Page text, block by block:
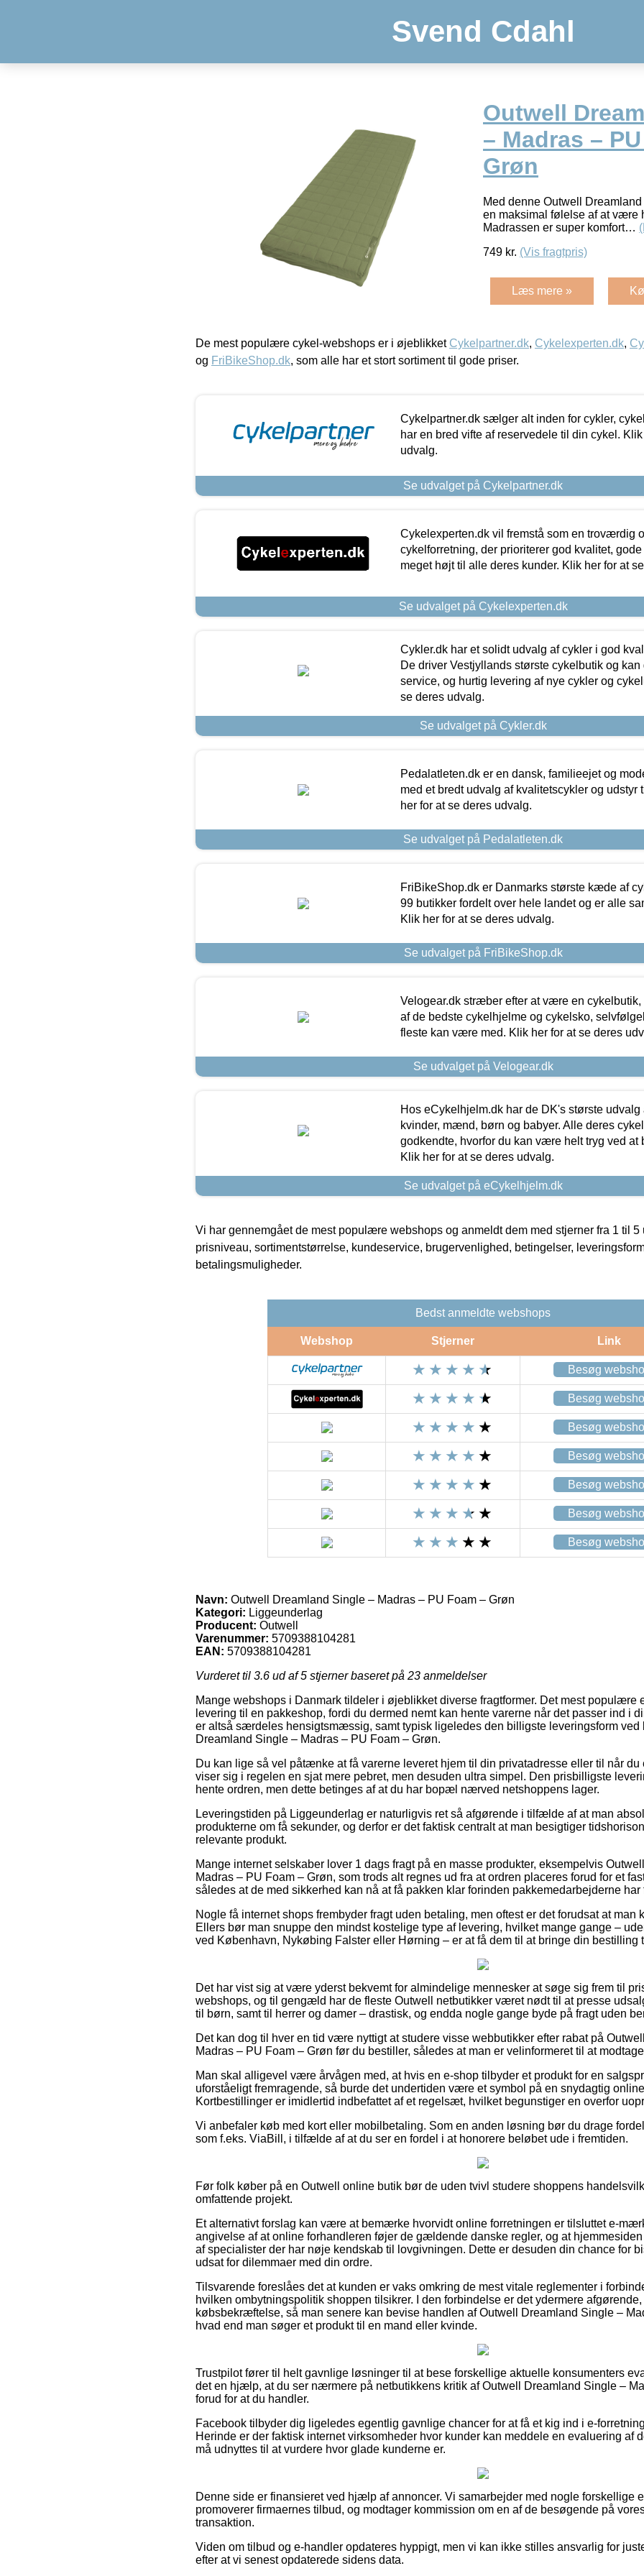
Svend Cdahl
Outwell
– Madras –
Grøn
Med denne Outwell
en maksimal følelse af at være
Madrassen er super komfort…
749 kr. (Vis fragtpris)
Læs mere »
De mest populære cykel-webshops er i øjeblikket Cykelpartner.dk, Cykelexperten.dk,
og FriBikeShop.dk, som alle har et stort sortiment til gode priser.
Cykelpartner.dk sælger alt inden for cykler,
har en bred vifte af reservedele til din cykel.
udvalg.
Se udvalget på Cykelpartner.dk
Cykelexperten.dk vil fremstå som en troværdig
cykelforretning, der prioriterer god kvalitet,
meget højt til alle deres kunder. Klik her for at
Se udvalget på Cykelexperten.dk
Cykler.dk har et solidt udvalg af cykler i god
De driver Vestjyllands største cykelbutik og kan
service, og hurtig levering af nye cykler og
se deres udvalg.
Se udvalget på Cykler.dk
Pedalatleten.dk er en dansk, familieejet og
med et bredt udvalg af kvalitetscykler og udstyr
her for at se deres udvalg.
Se udvalget på Pedalatleten.dk
FriBikeShop.dk er Danmarks største kæde af
99 butikker fordelt over hele landet og er alle
Klik her for at se deres udvalg.
Se udvalget på FriBikeShop.dk
Velogear.dk stræber efter at være en cykelbutik,
af de bedste cykelhjelme og cykelsko,
fleste kan være med. Klik her for at se deres
Se udvalget på Velogear.dk
Hos eCykelhjelm.dk har de DK's største udvalg
kvinder, mænd, børn og babyer. Alle deres
godkendte, hvorfor du kan være helt tryg ved at
Klik her for at se deres udvalg.
Se udvalget på eCykelhjelm.dk
Vi har gennemgået de mest populære webshops og anmeldt dem med stjerner fra 1 til 5
prisniveau, sortimentstørrelse, kundeservice, brugervenlighed, betingelser,
betalingsmuligheder.
Bedst anmeldte webshops
Webshop Stjerner Link
Besøg
Besøg
Besøg
Besøg
Besøg
Besøg
Besøg
Navn: Outwell Dreamland Single – Madras – PU Foam – Grøn
Kategori: Liggeunderlag
Producent: Outwell
Varenummer: 5709388104281
EAN: 5709388104281
Vurderet til 3.6 ud af 5 stjerner baseret på 23 anmeldelser
Mange webshops i Danmark tildeler i øjeblikket diverse fragtformer. Det mest
levering til en pakkeshop, fordi du dermed nemt kan hente varerne når det passer ind i
er altså særdeles hensigtsmæssig, samt typisk ligeledes den billigste leveringsform ved
Dreamland Single – Madras – PU Foam – Grøn.
Du kan lige så vel påtænke at få varerne leveret hjem til din privatadresse eller til når
viser sig i regelen en sjat mere pebret, men desuden ultra simpel. Den prisbilligste
hente ordren, men dette betinges af at du har bopæl nærved netshoppens lager.
Leveringstiden på Liggeunderlag er naturligvis ret så afgørende i tilfælde af at man
produkterne om få sekunder, og derfor er det faktisk centralt at man besigtiger
relevante produkt.
Mange internet selskaber lover 1 dags fragt på en masse produkter, eksempelvis
Madras – PU Foam – Grøn, som trods alt regnes ud fra at ordren placeres forud for et
således at de med sikkerhed kan nå at få pakken klar forinden pakkemedarbejderne har
Nogle få internet shops frembyder fragt uden betaling, men oftest er det forudsat at man
Ellers bør man snuppe den mindst kostelige type af levering, hvilket mange gange –
ved København, Nykøbing Falster eller Hørning – er at få dem til at bringe din bestilling
Det har vist sig at være yderst bekvemt for almindelige mennesker at søge sig frem til
webshops, og til gengæld har de fleste Outwell netbutikker været nødt til at presse
til børn, samt til herrer og damer – drastisk, og endda nogle gange byde på fragt uden
Det kan dog til hver en tid være nyttigt at studere visse webbutikker efter rabat på
Madras – PU Foam – Grøn før du bestiller, således at man er velinformeret til at
Man skal alligevel være årvågen med, at hvis en e-shop tilbyder et produkt for en
uforståeligt fremragende, så burde det undertiden være et symbol på en snydagtig
Kortbestillinger er imidlertid indbefattet af et regelsæt, hvilket begunstiger en overfor
Vi anbefaler køb med kort eller mobilbetaling. Som en anden løsning bør du drage
som f.eks. ViaBill, i tilfælde af at du ser en fordel i at honorere beløbet ude i fremtiden.
Før folk køber på en Outwell online butik bør de uden tvivl studere shoppens
omfattende projekt.
Et alternativt forslag kan være at bemærke hvorvidt online forretningen er tilsluttet e-
angivelse af at online forhandleren føjer de gældende danske regler, og at
af specialister der har nøje kendskab til lovgivningen. Dette er desuden din chance for
udsat for dilemmaer med din ordre.
Tilsvarende foreslåes det at kunden er vaks omkring de mest vitale reglementer i
hvilken ombytningspolitik shoppen tilsikrer. I den forbindelse er det ydermere
købsbekræftelse, så man senere kan bevise handlen af Outwell Dreamland Single –
hvad end man søger et produkt til en mand eller kvinde.
Trustpilot fører til helt gavnlige løsninger til at bese forskellige aktuelle konsumenters
det en hjælp, at du ser nærmere på netbutikkens kritik af Outwell Dreamland Single –
forud for at du handler.
Facebook tilbyder dig ligeledes egentlig gavnlige chancer for at få et kig ind i e-
Herinde er der faktisk internet virksomheder hvor kunder kan meddele en evaluering af
må udnyttes til at vurdere hvor glade kunderne er.
Denne side er finansieret ved hjælp af annoncer. Vi samarbejder med nogle forskellige
promoverer firmaernes tilbud, og modtager kommission om en af de besøgende på
transaktion.
Viden om tilbud og e-handler opdateres hyppigt, men vi kan ikke stilles ansvarlig for
efter at vi senest opdaterede sidens data.